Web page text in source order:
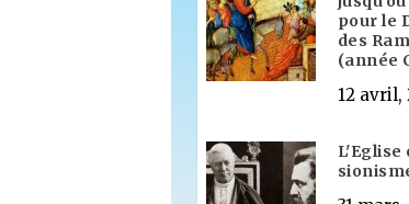
pour le
des
(année
12 avril,
L'Eglise